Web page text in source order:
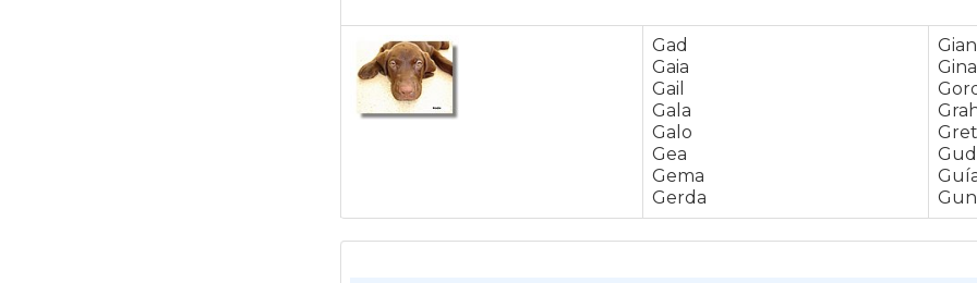
Gad
Gaia
Gail
Gala
Galo
Gea
Gema
Gerda
Gian
Gina